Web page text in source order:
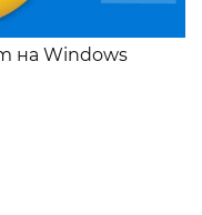
на Windows